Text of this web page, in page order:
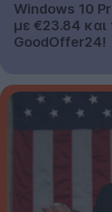
Windows 10
με €23.84
GoodOffer24!